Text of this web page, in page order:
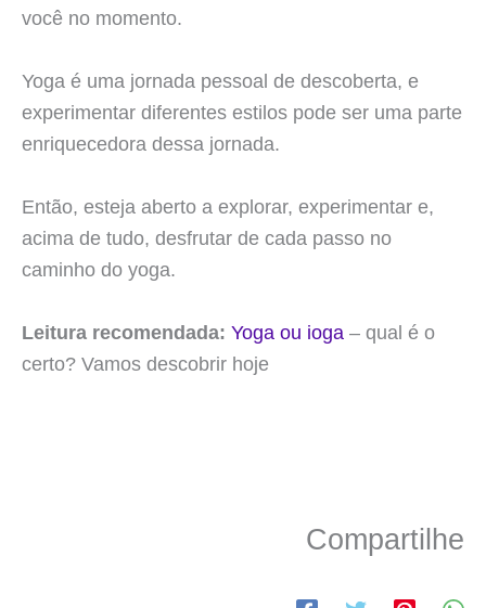
você no momento.
Yoga é uma jornada pessoal de descoberta, e
experimentar diferentes estilos pode ser uma parte
enriquecedora dessa jornada.
Então, esteja aberto a explorar, experimentar e,
acima de tudo, desfrutar de cada passo no
caminho do yoga.
Leitura recomendada: Yoga ou ioga – qual é o
certo? Vamos descobrir hoje
Compartilhe